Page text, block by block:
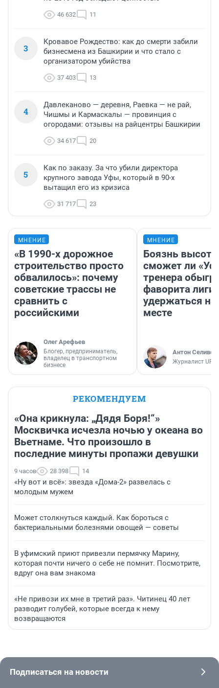
46 632 11
3
Кровавое Рождество: как до смерти забили
бизнесмена из Башкирии и что стало с
организатором убийства
37 403 13
4
Давлеканово — деревня, Раевка — не рай,
Чишмы и Кармаскалы — провинция с
огородами: отзывы на райцентры Башкирии
34 617 20
5
Как по заказу. За что убили директора
крупного завода Уфы, который в 90-х
вытащил его из кризиса
31 717 23
МНЕНИЕ
«В 1990-х дорожное
строительство просто
обвалилось»: почему
советские трассы не
сравнить с
российскими
Олег Арефьев
Блогер, предприниматель,
владелец в транспортном
бизнесе
МНЕНИЕ
Боязнь
сможет ли
тренера
фаворита лиги
удержаться
месте
Антон
Журналист
РЕКОМЕНДУЕМ
«Она крикнула: „Дядя Боря!“»
Москвичка исчезла ночью у океана во
Вьетнаме. Что произошло в
последние минуты пропажи девушки
9 часов 28 398 14
«Ну вот и всё»: звезда «Дома-2» развелась с
молодым мужем
Может столкнуться каждый. Как бороться с
бактериальными болезнями овощей — советы
В уфимский приют привезли пермячку Марину,
которая почти ничего о себе не помнит. Посмотрите,
вдруг она вам знакома
«Не привози их мне в третий раз». Читинец 40 лет
разводит голубей, которые всегда к нему
возвращаются
Подписаться на новости